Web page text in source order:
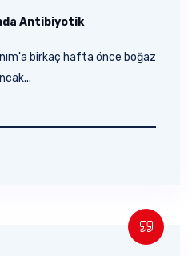
Antibiyotik
birkaç hafta önce boğaz